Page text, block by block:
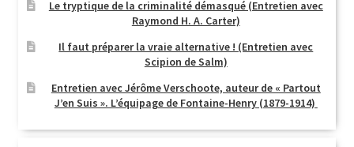
Le tryptique de la criminalité démasqué (Entretien avec
Raymond H. A. Carter)
Il faut préparer la vraie alternative ! (Entretien avec
Scipion de Salm)
Entretien avec Jérôme Verschoote, auteur de « Partout
J’en Suis ». L’équipage de Fontaine-Henry (1879-1914)